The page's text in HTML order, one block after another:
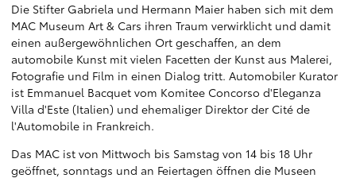
Die Stifter Gabriela und Hermann Maier haben sich mit dem
MAC Museum Art & Cars ihren Traum verwirklicht und damit
einen außergewöhnlichen Ort geschaffen, an dem
automobile Kunst mit vielen Facetten der Kunst aus Malerei,
Fotografie und Film in einen Dialog tritt. Automobiler Kurator
ist Emmanuel Bacquet vom Komitee Concorso d'Eleganza
Villa d'Este (Italien) und ehemaliger Direktor der Cité de
l'Automobile in Frankreich.
Das MAC ist von Mittwoch bis Samstag von 14 bis 18 Uhr
geöffnet, sonntags und an Feiertagen öffnen die Museen